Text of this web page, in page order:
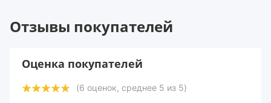
Отзывы покупателей
Оценка покупателей
(6 оценок, среднее 5 из 5)